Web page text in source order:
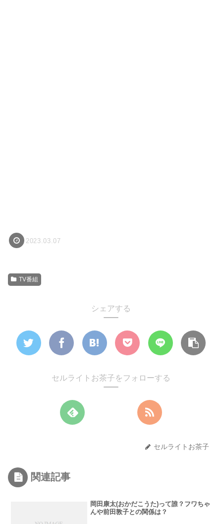
2023.03.07
TV番組
シェアする
セルライトお茶子をフォローする
セルライトお茶子
関連記事
岡田康太(おかだこうた)って誰？フワちゃ
んや前田敦子との関係は？